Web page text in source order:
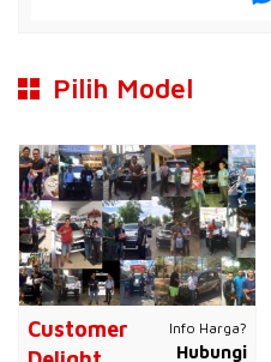
Pilih Model
Customer
Info Harga?
Hubungi